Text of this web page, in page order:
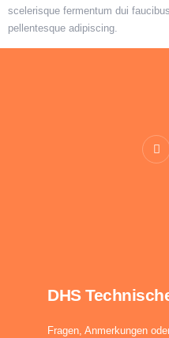
scelerisque fermentum dui
pellentesque adipiscing.
DHS
Fragen, Anmerkungen